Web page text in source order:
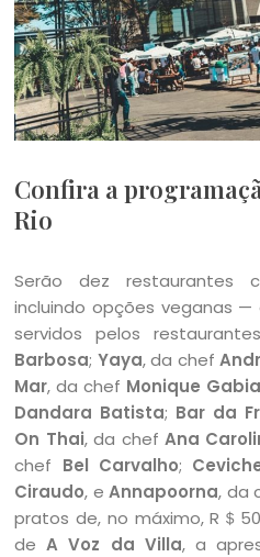
Confira a
Rio
Serão dez restaurantes
incluindo opções veganas
servidos pelos
Barbosa; Yaya, da chef
Mar, da chef Monique
Dandara Batista; Bar da
On Thai, da chefAna
chef Bel Carvalho;
Ciraudo, eAnnapoorna, da
pratos de, no máximo, R＄
deA Voz da Villa, a